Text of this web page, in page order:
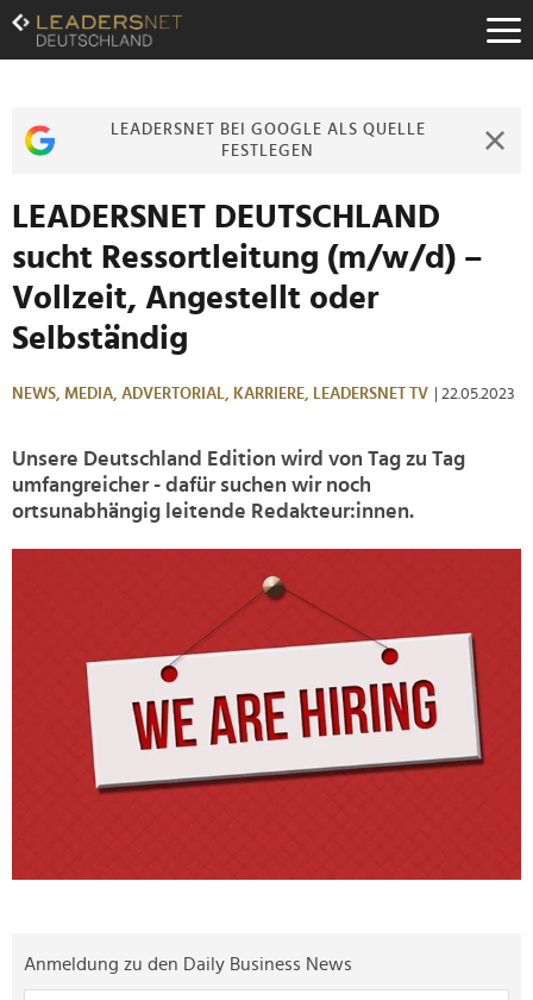
Zum
Inhalt
Zur
Zur
LEADERSNET BEI GOOGLE ALS QUELLE
FESTLEGEN
LEADERSNET DEUTSCHLAND
sucht Ressortleitung (m/w/d) –
Vollzeit, Angestellt oder
Selbständig
NEWS, MEDIA, ADVERTORIAL, KARRIERE, LEADERSNET TV | 22.05.2023
Unsere Deutschland Edition wird von Tag zu Tag
umfangreicher - dafür suchen wir noch
ortsunabhängig leitende Redakteur:innen.
Anmeldung zu den Daily Business News